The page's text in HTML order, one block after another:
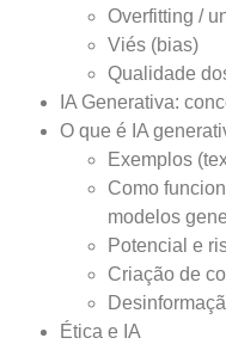
Overfitting /
Viés (bias)
Qualidade
IA Generativa:
O que é IA
Exemplos
Como
modelos
Potencial e
Criação de
Ética e IA